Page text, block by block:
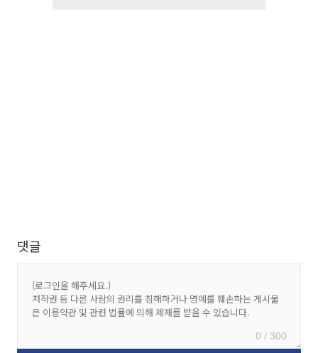
댓글
0 / 300